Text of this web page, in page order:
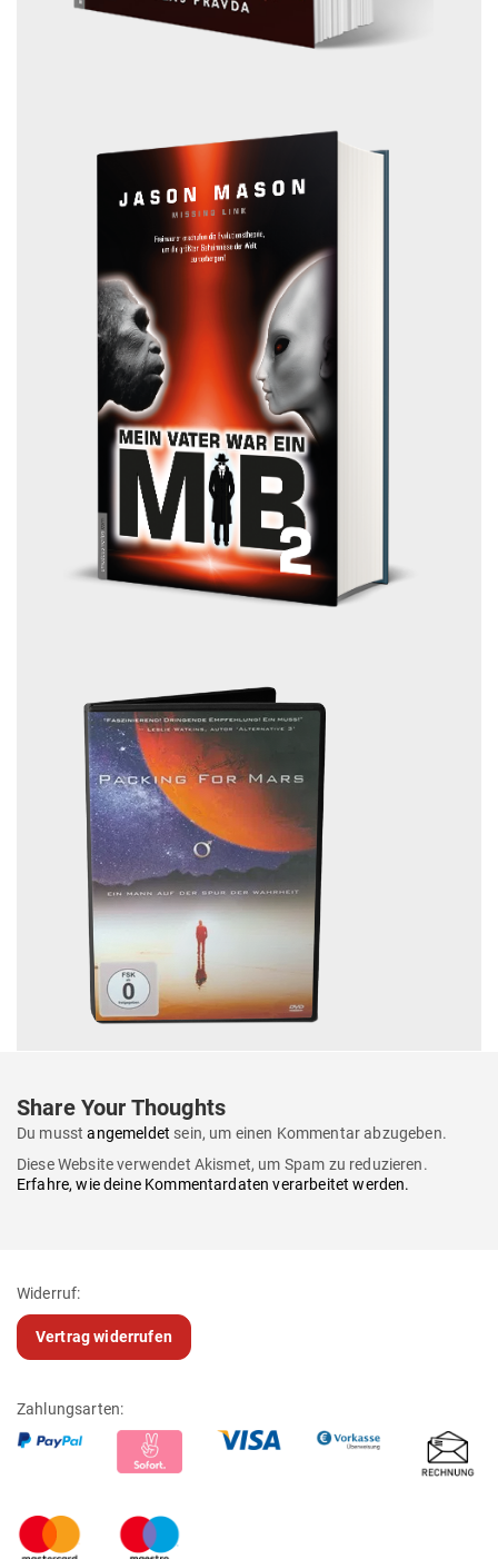
Share Your Thoughts
Du musstangemeldet sein, um einen Kommentar abzugeben.
Diese Website verwendet Akismet, um Spam zu reduzieren.
Erfahre, wie deine Kommentardaten verarbeitet werden.
Widerruf:
Vertrag widerrufen
Zahlungsarten: